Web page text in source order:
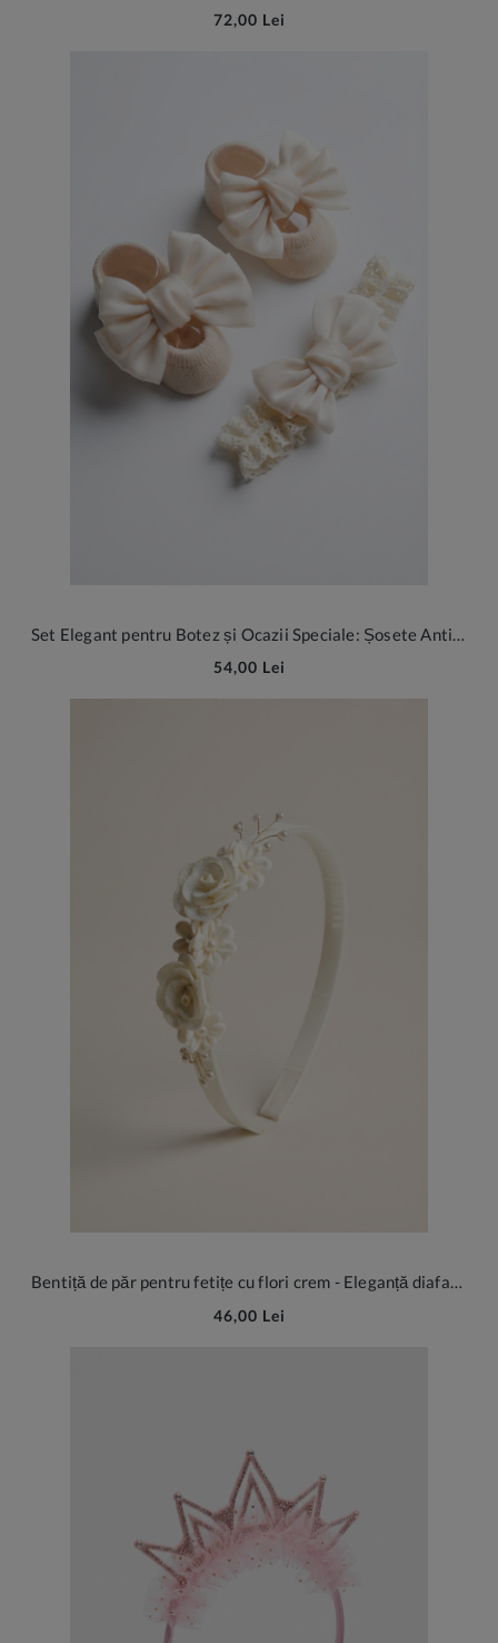
72,00 Lei
54,00 Lei
Bentiță de păr pentru fetițe cu flori crem - Eleganță diafană pentru momente de poveste
46,00 Lei